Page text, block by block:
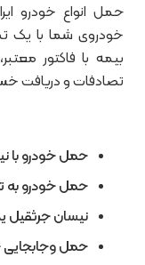
حمل انواع خودرو
خودروی شما با
بیمه با فاکتور
تصادفات و دریافت
حمل خودرو با
حمل خودرو به
‌‌‌‌‌نیسان جرثقیل
حمل وجابجایی